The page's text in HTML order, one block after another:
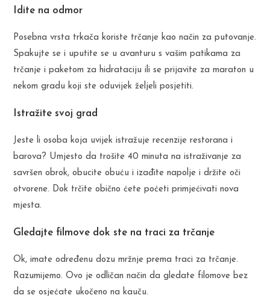
Idite na odmor
Posebna vrsta trkača koriste trčanje kao način za putovanje.
Spakujte se i uputite se u avanturu s vašim patikama za
trčanje i paketom za hidrataciju ili se prijavite za maraton u
nekom gradu koji ste oduvijek željeli posjetiti.
Istražite svoj grad
Jeste li osoba koja uvijek istražuje recenzije restorana i
barova? Umjesto da trošite 40 minuta na istraživanje za
savršen obrok, obucite obuću i izađite napolje i držite oči
otvorene. Dok trčite obično ćete poćeti primjećivati nova
mjesta.
Gledajte filmove dok ste na traci za trčanje
Ok, imate određenu dozu mržnje prema traci za trčanje.
Razumijemo. Ovo je odličan način da gledate filomove bez
da se osjećate ukočeno na kauču.